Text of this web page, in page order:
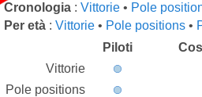
Cronologia : Vittorie • Pole
Per età : Vittorie • Pole positions •
Piloti
Vittorie
Pole positions